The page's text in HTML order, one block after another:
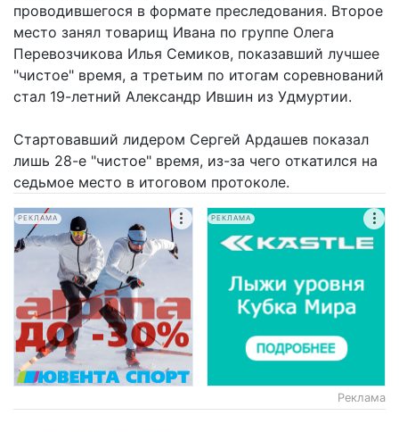
проводившегося в формате преследования. Второе
место занял товарищ Ивана по группе Олега
Перевозчикова Илья Семиков, показавший лучшее
"чистое" время, а третьим по итогам соревнований
стал 19-летний Александр Ившин из Удмуртии.
Стартовавший лидером Сергей Ардашев показал
лишь 28-е "чистое" время, из-за чего откатился на
седьмое место в итоговом протоколе.
РЕКЛАМА РЕКЛАМА
Реклама